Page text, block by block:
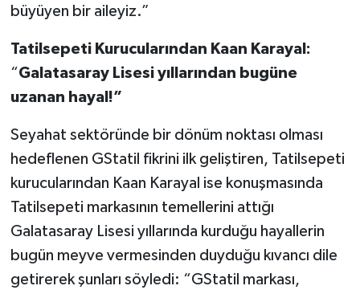
büyüyen bir aileyiz.”
Tatilsepeti Kurucularından Kaan Karayal:
“Galatasaray Lisesi yıllarından bugüne
uzanan hayal!”
Seyahat sektöründe bir dönüm noktası olması
hedeflenen GStatil fikrini ilk geliştiren, Tatilsepeti
kurucularından Kaan Karayal ise konuşmasında
Tatilsepeti markasının temellerini attığı
Galatasaray Lisesi yıllarında kurduğu hayallerin
bugün meyve vermesinden duyduğu kıvancı dile
getirerek şunları söyledi: “GStatil markası,